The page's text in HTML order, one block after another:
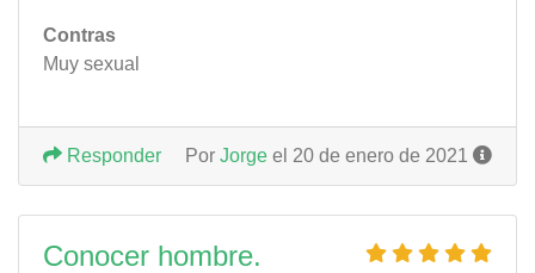
Contras
Muy sexual
Por Jorge el 20 de enero de 2021
Responder
Conocer hombre.